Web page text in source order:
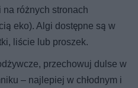
różnych stronach
eko). Algi dostępne są w
liście lub proszek.
przechowuj dulse w
– najlepiej w chłodnym i